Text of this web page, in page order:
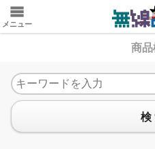
メニュー
商
検